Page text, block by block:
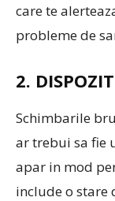
care te
probleme de
2.
Schimbarile
ar trebui sa fie
apar in mod
include o stare